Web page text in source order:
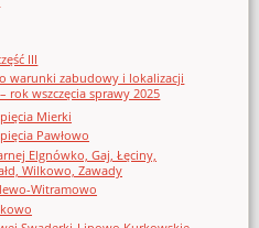
III
warunki zabudowy i lokalizacji
rok wszczęcia sprawy 2025
Mierki
Pawłowo
Elgnówko, Gaj, Łęciny,
Wilkowo, Zawady
Witramowo